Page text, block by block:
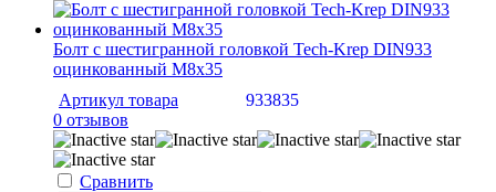
Болт с шестигранной головкой Tech-Krep DIN933
оцинкованный М8х35
Артикул товара
933835
0 отзывов
Сравнить